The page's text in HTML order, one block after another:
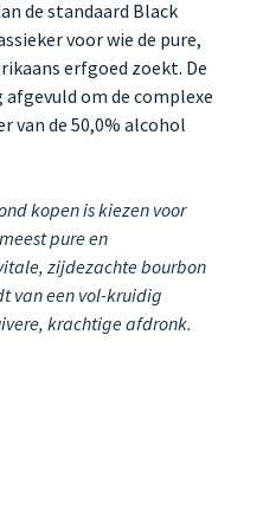
de standaard Black
voor wie de pure,
erfgoed zoekt. De
om de complexe
van de 50,0% alcohol
kopen is kiezen voor
pure en
zijdezachte bourbon
van een vol-kruidig
krachtige afdronk.